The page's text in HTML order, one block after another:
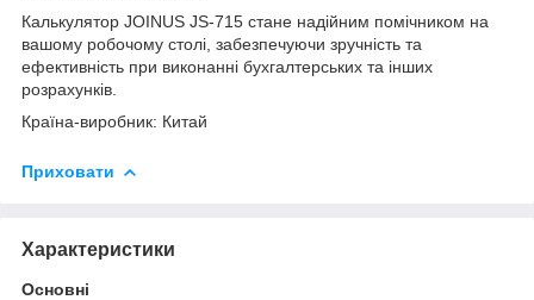
Калькулятор JOINUS JS-715 стане надійним помічником на
вашому робочому столі, забезпечуючи зручність та
ефективність при виконанні бухгалтерських та інших
розрахунків.
Країна-виробник: Китай
Приховати
Характеристики
Основні